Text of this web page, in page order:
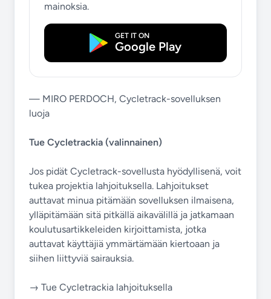
mainoksia.
GET IT ON
Google Play
— MIRO PERDOCH, Cycletrack-sovelluksen
luoja
Tue Cycletrackia (valinnainen)
Jos pidät Cycletrack-sovellusta hyödyllisenä, voit
tukea projektia lahjoituksella. Lahjoitukset
auttavat minua pitämään sovelluksen ilmaisena,
ylläpitämään sitä pitkällä aikavälillä ja jatkamaan
koulutusartikkeleiden kirjoittamista, jotka
auttavat käyttäjiä ymmärtämään kiertoaan ja
siihen liittyviä sairauksia.
→ Tue Cycletrackia lahjoituksella